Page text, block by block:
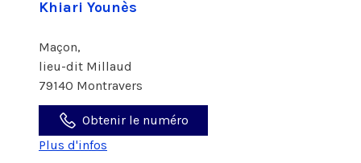
Khiari Younès
Maçon,
lieu-dit Millaud
79140 Montravers
Obtenir le numéro
Plus d'infos